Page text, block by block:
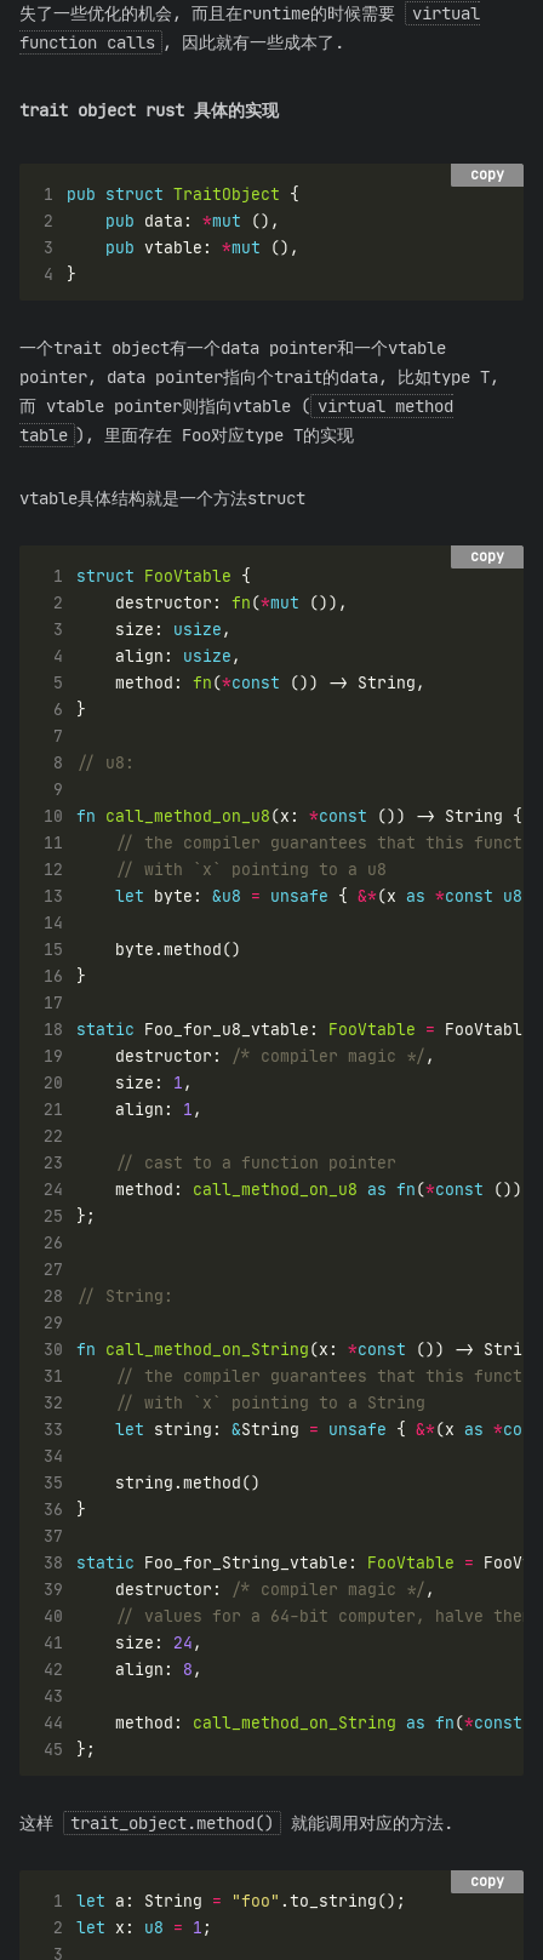
失了一些优化的机会, 而且在runtime的时候需要
virtual
function calls , 因此就有一些成本了.
trait object rust 具体的实现
copy
copy
1 pub struct TraitObject
2
pub data: *mut
3
pub vtable: *mut
4
一个trait object有一个data pointer和一个vtable
pointer, data pointer指向个trait的data, 比如type T,
而 vtable pointer则指向vtable ( virtual method
table ), 里面存在 Foo对应type T的实现
vtable具体结构就是一个方法struct
copy
copy
1 struct FooVtable
2
    destructor:
fn(*mut
3
    size:
usize
4
    align:
usize
5
    method:
fn(*const
6
7
8
9
10
fn call_method_on_u8(x: *const
11
12
13
let byte: &u8 = unsafe { &*(x as *const u8
14
15
16
17
18
static Foo_for_u8_vtable: FooVtable =
19
    destructor:
/* compiler magic */
20
    size:
1
21
    align:
1
22
23
24
    method:
call_method_on_u8 as fn(*const
25
26
27
28
29
30
fn call_method_on_String(x: *const
31
32
33
let string: &String = unsafe { &*(x as *
34
35
36
37
38
static Foo_for_String_vtable: FooVtable =
39
    destructor:
/* compiler magic */
40
41
    size:
24
42
    align:
8
43
44
    method:
call_method_on_String as fn(*const
45
这样 trait_object.method() 就能调用对应的方法.
copy
copy
1 let a: String = "foo"
2
let x: u8 = 1
3